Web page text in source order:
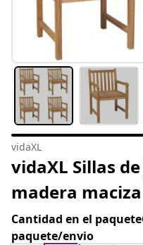
vidaXL
vidaXL Sillas
madera
Cantidad en el
paquete/envio